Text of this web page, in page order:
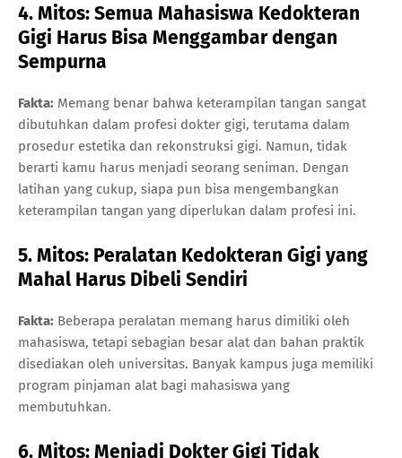
4. Mitos: Semua Mahasiswa Kedokteran
Gigi Harus Bisa Menggambar dengan
Sempurna
Fakta: Memang benar bahwa keterampilan tangan sangat
dibutuhkan dalam profesi dokter gigi, terutama dalam
prosedur estetika dan rekonstruksi gigi. Namun, tidak
berarti kamu harus menjadi seorang seniman. Dengan
latihan yang cukup, siapa pun bisa mengembangkan
keterampilan tangan yang diperlukan dalam profesi ini.
5. Mitos: Peralatan Kedokteran Gigi yang
Mahal Harus Dibeli Sendiri
Fakta: Beberapa peralatan memang harus dimiliki oleh
mahasiswa, tetapi sebagian besar alat dan bahan praktik
disediakan oleh universitas. Banyak kampus juga memiliki
program pinjaman alat bagi mahasiswa yang
membutuhkan.
6. Mitos: Menjadi Dokter Gigi Tidak